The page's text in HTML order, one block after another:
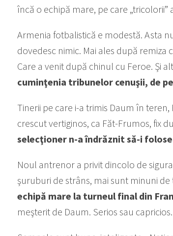
încă o echipă mare, pe care
Armenia fotbalistică e modestă. Asta
dovedesc nimic. Mai ales după remiza
Care a venit după chinul cu Feroe. Şi
cuminţenia tribunelor cenuşii, de
Tinerii pe care i-a trimis Daum în
crescut vertiginos, ca Făt-Frumos, fix
selecţioner n-a îndrăznit să-i
Noul antrenor a privit dincolo de
şuruburi de strâns, mai sunt minuni de
echipă mare la turneul final din
meşterit de Daum. Serios sau